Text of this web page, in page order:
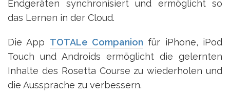
Endgeräten synchronisiert und ermöglicht so
das Lernen in der Cloud.
Die App TOTALe Companion für iPhone, iPod
Touch und Androids ermöglicht die gelernten
Inhalte des Rosetta Course zu wiederholen und
die Aussprache zu verbessern.